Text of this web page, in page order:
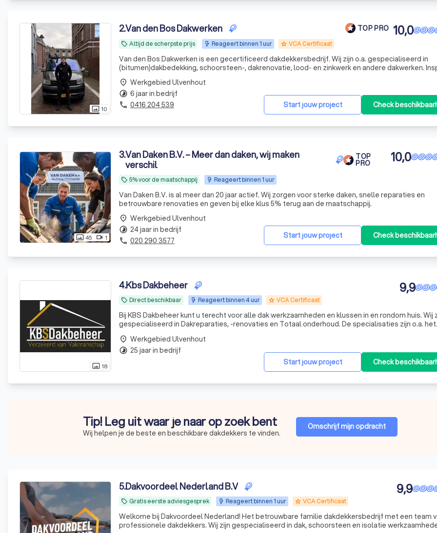
photo_size_select_actual 10
2.Van den Bos Dakwerken TOP PRO
local_offer Altijd de scherpste prijs Reageert binnen 1 uur grade VCA Certificaat
10,0
Van den Bos Dakwerken is een gecertificeerd dakdekkersbedrijf. Wij zijn o.a. gespecialiseerd in
(bitumen)dakbedekking, schoorsteen-, dakrenovatie, lood- en zinkwerk en andere dakwerken.
is altijd GRATIS en de offerte vrijblijvend. Bij ons staat kwaliteit en klanttevredenheid altijd op de e
Start jouw project Check
place Werkgebied Ulvenhout
timelapse 6 jaar in bedrijf
phone 0416 204 539
photo_size_select_actual45 videocam 1
3.Van Daken B.V. – Meer dan daken, wij maken
verschil
TOP
PRO
local_offer 5% voor de maatschappij Reageert binnen 1 uur
10,0
Van Daken B.V. is al meer dan 20 jaar actief. Wij zorgen voor sterke daken, snelle reparaties en
betrouwbare renovaties en geven bij elke klus 5% terug aan de maatschappij.
Start jouw project Check
place Werkgebied Ulvenhout
timelapse 24 jaar in bedrijf
phone 020 290 3577
photo_size_select_actual 18
4.Kbs Dakbeheer
local_offer Direct beschikbaar Reageert binnen 4 uur grade VCA Certificaat
9,9
Bij KBS Dakbeheer kunt u terecht voor alle dak werkzaamheden en klussen in en rondom huis. Wij
gespecialiseerd in Dakreparaties, -renovaties en Totaal onderhoud. De specialisaties zijn o.a. het
leveren en aanbrengen van Bitumen en complete Pannen daken vernieuwen. Maar ook het vernieuwen
van s
Start jouw project Check
place Werkgebied Ulvenhout
timelapse 25 jaar in bedrijf
Tip! Leg uit waar je naar op zoek bent
Wij helpen je de beste en beschikbare dakdekkers te vinden.
Omschrijf mijn opdracht
5.Dakvoordeel Nederland B.V
local_offer Gratis eerste adviesgesprek Reageert binnen 1 uur grade VCA Certificaat
9,9
Welkome bij Dakvoordeel Nederland! Het betrouwbare familie dakdekkersbedrijf met een team
professionele dakdekkers. Wij zijn gespecialiseerd in dak, schoorsteen en isolatie